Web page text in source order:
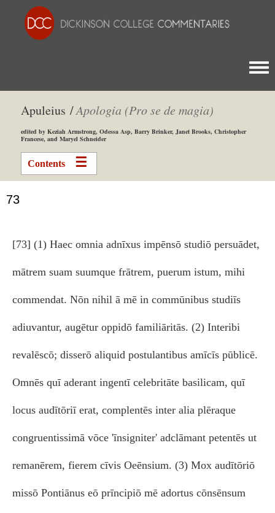
Apuleius /Apologia (Pro se de magia)
edited by Keziah Armstrong, Odessa Asp, Barry Brinker, Janet Brooks, Christopher
Francese, and Maryel Schneider
Contents
73
[73] (1) Haec omnia adnīxus impēnsō studiō persuādet,
mātrem suam suumque frātrem, puerum istum, mihi
commendat. Nōn nihil ā mē in commūnibus studiīs
adiuvantur, augētur oppidō familiāritās. (2) Interibi
revalēscō; disserō aliquid postulantibus amīcīs pūblicē.
Omnēs quī aderant ingentī celebritāte basilicam, quī
locus audītōriī erat, complentēs inter alia plēraque
congruentissimā vōce 'īnsigniter' adclāmant petentēs ut
remanērem, fierem cīvis Oeēnsium. (3) Mox audītōriō
missō Pontiānus eō prīncipiō mē adortus cōnsēnsum